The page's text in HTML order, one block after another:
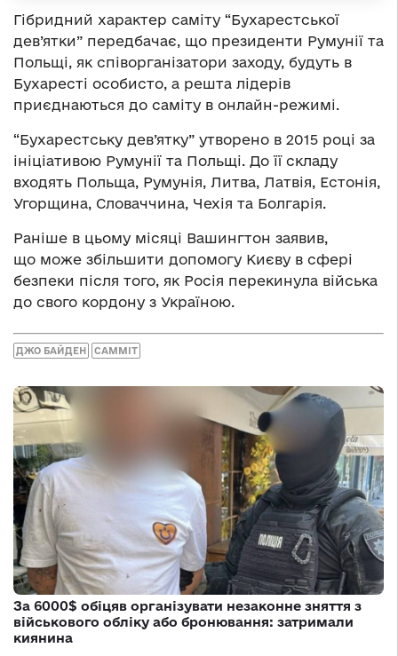
Гібридний характер саміту “Бухарестської
дев’ятки” передбачає, що президенти Румунії та
Польщі, як співорганізатори заходу, будуть в
Бухаресті особисто, а решта лідерів
приєднаються до саміту в онлайн-режимі.
“Бухарестську дев’ятку” утворено в 2015 році за
ініціативою Румунії та Польщі. До її складу
входять Польща, Румунія, Литва, Латвія, Естонія,
Угорщина, Словаччина, Чехія та Болгарія.
Раніше в цьому місяці Вашингтон заявив,
що може збільшити допомогу Києву в сфері
безпеки після того, як Росія перекинула війська
до свого кордону з Україною.
ДЖО БАЙДЕН САММІТ
За 6000$ обіцяв організувати незаконне зняття з
військового обліку або бронювання: затримали
киянина